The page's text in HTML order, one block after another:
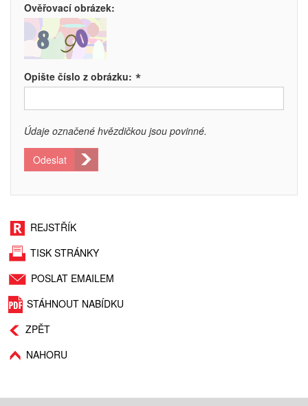
Ověřovací obrázek:
Opište číslo z obrázku: *
Údaje označené hvězdičkou jsou povinné.
Odeslat
REJSTŘÍK
TISK STRÁNKY
POSLAT EMAILEM
STÁHNOUT NABÍDKU
ZPĚT
NAHORU